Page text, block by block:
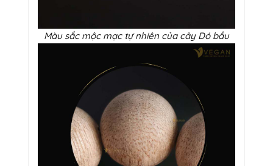
Màu sắc mộc mạc tự nhiên của cây Dó bầu